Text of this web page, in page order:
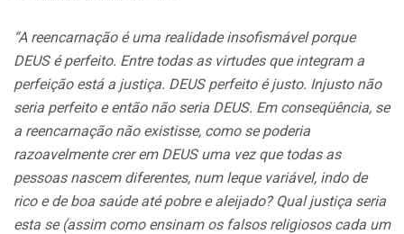
“A reencarnação é uma realidade insofismável porque
DEUS é perfeito. Entre todas as virtudes que integram a
perfeição está a justiça. DEUS perfeito é justo. Injusto não
seria perfeito e então não seria DEUS. Em conseqüência, se
a reencarnação não existisse, como se poderia
razoavelmente crer em DEUS uma vez que todas as
pessoas nascem diferentes, num leque variável, indo de
rico e de boa saúde até pobre e aleijado? Qual justiça seria
esta se (assim como ensinam os falsos religiosos cada um